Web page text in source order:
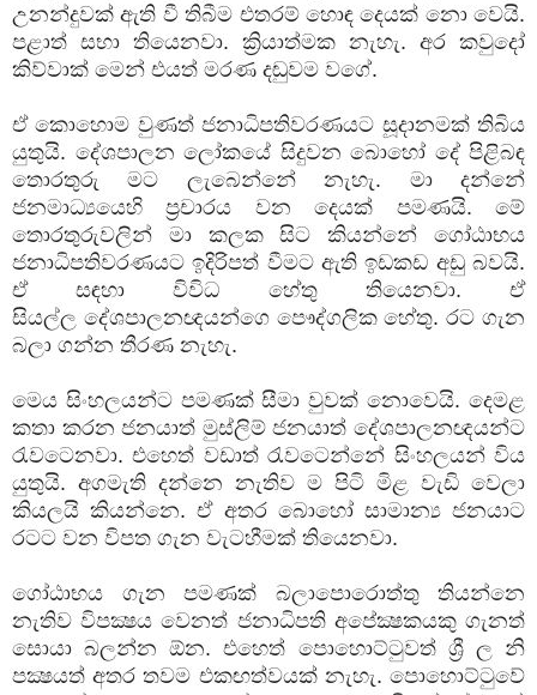
උනන්දුවක් ඇති වී තිබීම එතරම් හොඳ දෙයක් නො වෙයි.
පළාත් සභා තියෙනවා. ක්‍රියාත්මක නැහැ. අර කවුදෝ
කිව්වාක් මෙන් එයත් මරණ දඬුවම වගේ.
ඒ කොහොම වුණත් ජනාධිපතිවරණයට සූදානමක් තිබිය
යුතුයි. දේශපාලන ලෝකයේ සිදුවන බොහෝ දේ පිළිබඳ
තොරතුරු මට ලැබෙන්නේ නැහැ. මා දන්නේ
ජනමාධ්‍යයෙහි ප්‍රචාරය වන දෙයක් පමණයි. මේ
තොරතුරුවලින් මා කලක සිට කියන්නේ ගෝඨාභය
ජනාධිපතිවරණයට ඉදිරිපත් වීමට ඇති ඉඩකඩ අඩු බවයි.
ඒ සඳහා විවිධ හේතු තියෙනවා. ඒ
සියල්ල දේශපාලනඥයන්ගෙ පෞද්ගලික හේතු. රට ගැන
බලා ගන්න තීරණ නැහැ.
මෙය සිංහලයන්ට පමණක් සීමා වුවක් නොවෙයි. දෙමළ
කතා කරන ජනයාත් මුස්ලිම් ජනයාත් දේශපාලනඥයන්ට
රැවටෙනවා. එහෙත් වඩාත් රැවටෙන්නේ සිංහලයන් විය
යුතුයි. අගමැති දන්නෙ නැතිව ම පිටි මිළ වැඩි වෙලා
කියලයි කියන්නෙ. ඒ අතර බොහෝ සාමාන්‍ය ජනයාට
රටට වන විපත ගැන වැටහීමක් තියෙනවා.
ගෝඨාභය ගැන පමණක් බලාපොරොත්තු තියන්නෙ
නැතිව විපක්‍ෂය වෙනත් ජනාධිපති අපේක්‍ෂකයකු ගැනත්
සොයා බලන්න ඕන. එහෙත් පොහොට්ටුවත් ශ්‍රී ල නි
පක්‍ෂයත් අතර තවම එකඟත්වයක් නැහැ. පොහොට්ටුවේ